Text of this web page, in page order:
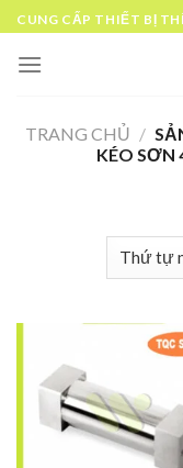
Skip
to
content
CUNG CẤP THIẾT BỊ
TRANG CHỦ /
KÉO SƠN